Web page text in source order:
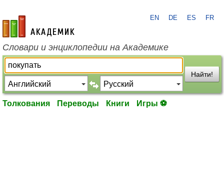
academic.ru
EN DE ES FR
Словари и энциклопедии на Академике
Найти!
Толкования Переводы Книги Игры ⚽